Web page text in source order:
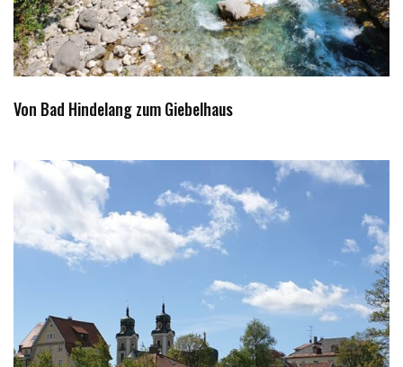
Von Bad Hindelang zum Giebelhaus